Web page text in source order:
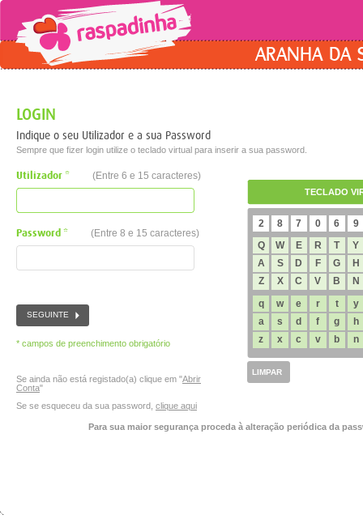
ARANHA DA
LOGIN
Indique o seu Utilizador e a sua Password
Sempre que fizer login utilize o teclado virtual para inserir a sua password.
Utilizador * (Entre 6 e 15 caracteres)
Password * (Entre 8 e 15 caracteres)
* campos de preenchimento obrigatório
Se ainda não está registado(a) clique em "Abrir
Conta"
Se se esqueceu da sua password, clique aqui
TECLADO
Para sua maior segurança proceda à alteração periódica da